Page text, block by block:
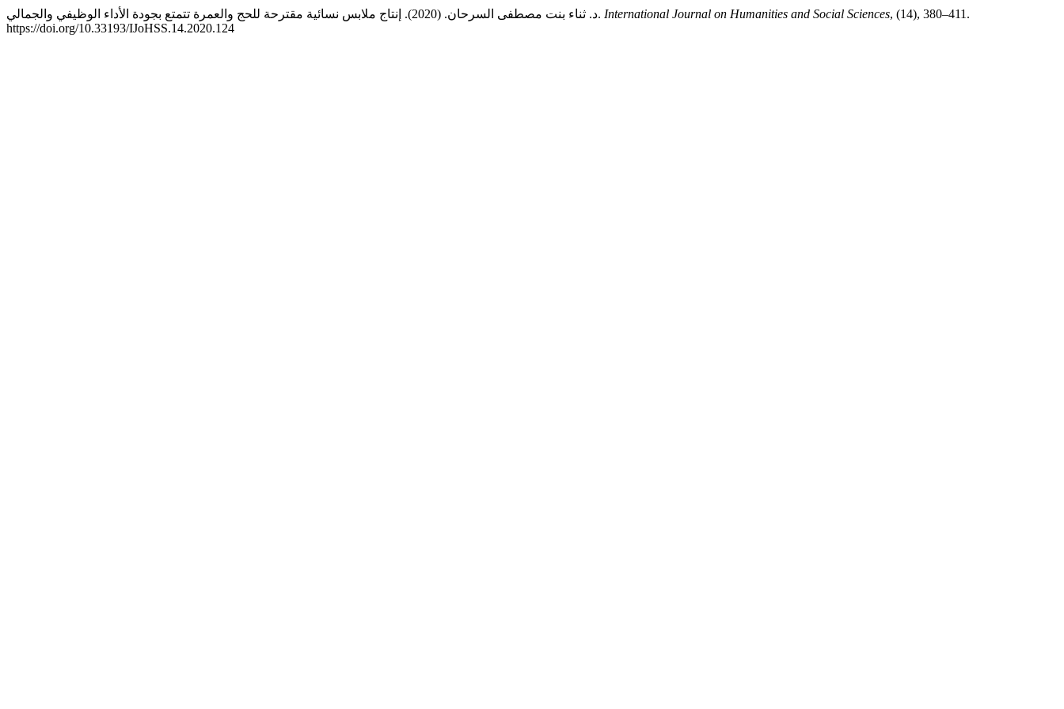
د. ثناء بنت مصطفى السرحان. (2020). إنتاج ملابس نسائية مقترحة للحج والعمرة تتمتع بجودة الأداء الوظيفي والجمالي. International Journal on Humanities and Social Sciences, (14), 380–411.
https://doi.org/10.33193/IJoHSS.14.2020.124